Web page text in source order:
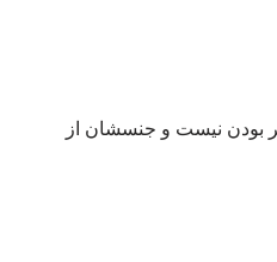
بودن نیست و جنسشان از